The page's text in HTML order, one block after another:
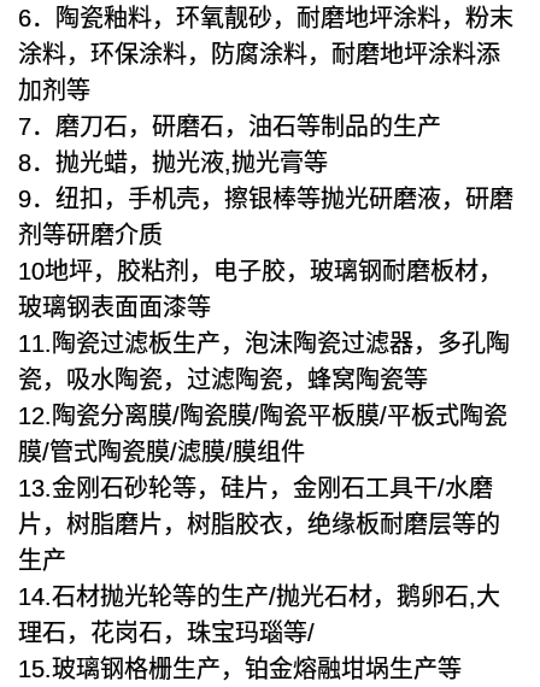
6．陶瓷釉料，环氧靓砂，耐磨地坪涂料，粉末
涂料，环保涂料，防腐涂料，耐磨地坪涂料添
加剂等
7．磨刀石，研磨石，油石等制品的生产
8．抛光蜡，抛光液,抛光膏等
9．纽扣，手机壳，擦银棒等抛光研磨液，研磨
剂等研磨介质
10地坪，胶粘剂，电子胶，玻璃钢耐磨板材，
玻璃钢表面面漆等
11.陶瓷过滤板生产，泡沫陶瓷过滤器，多孔陶
瓷，吸水陶瓷，过滤陶瓷，蜂窝陶瓷等
12.陶瓷分离膜/陶瓷膜/陶瓷平板膜/平板式陶瓷
膜/管式陶瓷膜/滤膜/膜组件
13.金刚石砂轮等，硅片，金刚石工具干/水磨
片，树脂磨片，树脂胶衣，绝缘板耐磨层等的
生产
14.石材抛光轮等的生产/抛光石材，鹅卵石,大
理石，花岗石，珠宝玛瑙等/
15.玻璃钢格栅生产，铂金熔融坩埚生产等